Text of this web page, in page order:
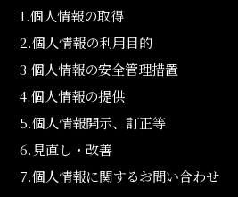
1.個人情報の取得
2.個人情報の利用目的
3.個人情報の安全管理措置
4.個人情報の提供
5.個人情報開示、訂正等
6.見直し・改善
7.個人情報に関するお問い合わせ